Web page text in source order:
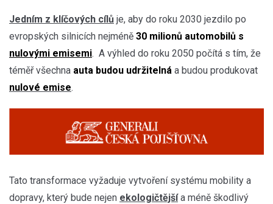
Jedním z klíčových cílů je, aby do roku 2030 jezdilo po
evropských silnicích nejméně 30 milionů automobilů s
nulovými emisemi. A výhled do roku 2050 počítá s tím, že
téměř všechna auta budou udržitelná a budou produkovat
nulové emise.
Tato transformace vyžaduje vytvoření systému mobility a
dopravy, který bude nejen ekologičtějšía méně škodlivý